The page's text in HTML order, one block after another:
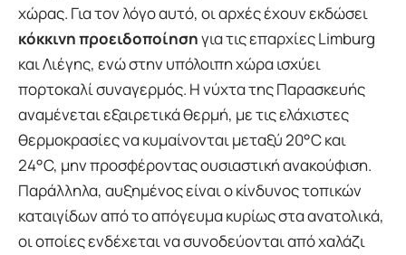
χώρας. Για τον λόγο αυτό, οι αρχές έχουν εκδώσει
κόκκινη προειδοποίησηγια τις επαρχίες Limburg
και Λιέγης, ενώ στην υπόλοιπη χώρα ισχύει
πορτοκαλί συναγερμός. Η νύχτα της Παρασκευής
αναμένεται εξαιρετικά θερμή, με τις ελάχιστες
θερμοκρασίες να κυμαίνονται μεταξύ 20°C και
24°C, μην προσφέροντας ουσιαστική ανακούφιση.
Παράλληλα, αυξημένος είναι ο κίνδυνος τοπικών
καταιγίδων από το απόγευμα κυρίως στα ανατολικά,
οι οποίες ενδέχεται να συνοδεύονται από χαλάζι